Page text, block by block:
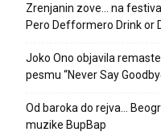
Zrenjanin zove… na
Pero Defformero Drink or
Joko Ono objavila
pesmu “Never Say
Od baroka do rejva…
muzike BupBap